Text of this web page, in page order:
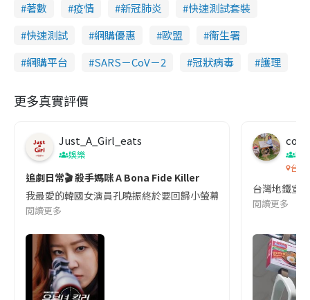
著數 疫情 新冠肺炎
快速測試套裝
快速測試
網購優惠 歐盟
衞生署
網購平台
SARS－CoV－2 冠狀病毒 護理
更多真實評價
Just_A_Girl_eats
娛樂
追劇日常🎬 殺手媽咪 A Bona Fide Killer
我最愛的韓國女演員孔曉振終於要回歸小螢幕啦!這次的劇本改編
閱讀更多
co
吹
台灣
台灣地鐵宣
閱讀更多